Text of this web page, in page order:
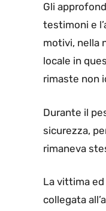
Gli
testimoni e
motivi, nella
locale in
rimaste non
Durante il
sicurezza,
rimaneva
La vittima
collegata